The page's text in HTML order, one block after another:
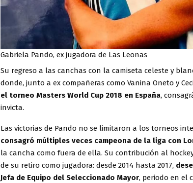
Gabriela Pando, ex jugadora de Las Leonas
Su regreso a las canchas con la camiseta celeste y
donde, junto a ex compañeras como Vanina Oneto y
el torneo Masters World Cup 2018 en España,
invicta.
Las victorias de Pando no se limitaron a los torneos
consagró múltiples veces campeona de la liga con
la cancha como fuera de ella. Su contribución al
de su retiro como jugadora: desde 2014 hasta 2017,
Jefa de Equipo del Seleccionado Mayor, periodo en el